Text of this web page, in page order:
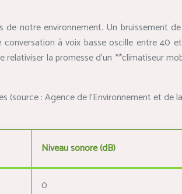
notre environnement. Un bruissement
à voix basse oscille entre 40
la promesse d’un **climatiseur
: Agence de l’Environnement et de
Niveau sonore (dB)
0